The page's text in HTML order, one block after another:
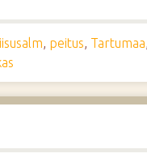
, peitus, Tartumaa,